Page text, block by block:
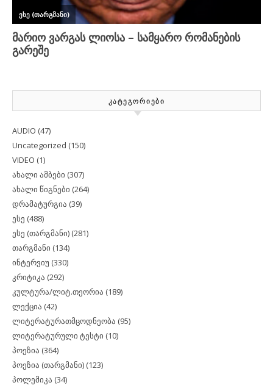
ᲙᲐᲢᲔᲒᲝᲠᲘᲔᲑᲘ
AUDIO (47)
Uncategorized (150)
VIDEO (1)
ახალი ამბები (307)
ახალი წიგნები (264)
დრამატურგია (39)
ესე (488)
ესე (თარგმანი) (281)
თარგმანი (134)
ინტერვიუ (330)
კრიტიკა (292)
კულტურა/ლიტ.თეორია (189)
ლექცია (42)
ლიტერატურათმცოდნეობა (95)
ლიტერატურული ტესტი (10)
პოეზია (364)
პოეზია (თარგმანი) (123)
პოლემიკა (34)